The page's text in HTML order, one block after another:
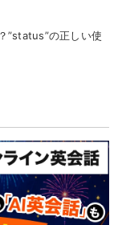
”status”の正しい使